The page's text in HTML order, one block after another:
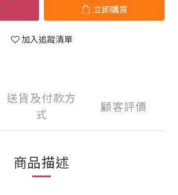
立即購買
加入追蹤清單
送貨及付款方
式
顧客評價
商品描述